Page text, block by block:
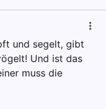
und segelt, gibt
Und ist das
muss die